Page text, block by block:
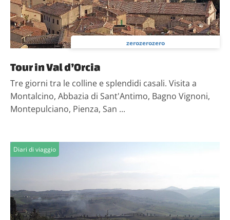
zerozerozero
Tour in Val d’Orcia
Tre giorni tra le colline e splendidi casali. Visita a
Montalcino, Abbazia di Sant'Antimo, Bagno Vignoni,
Montepulciano, Pienza, San ...
Diari di viaggio